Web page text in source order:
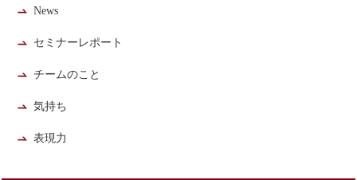
News
セミナーレポート
チームのこと
気持ち
表現力